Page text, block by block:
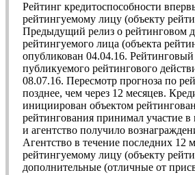
Рейтинг кредитоспособности
рейтингуемому лицу (объекту
Предыдущий релиз о рейтинговом
рейтингуемого лица (объекта
опубликован 04.04.16.
публикуемого рейтингового
08.07.16. Пересмотр прогноза по
позднее, чем через 12 месяцев.
инициирован объектом
рейтингования принимал участие
и агентство получило
Агентство в течение последних 12
рейтингуемому лицу (объекту
дополнительные (отличные от